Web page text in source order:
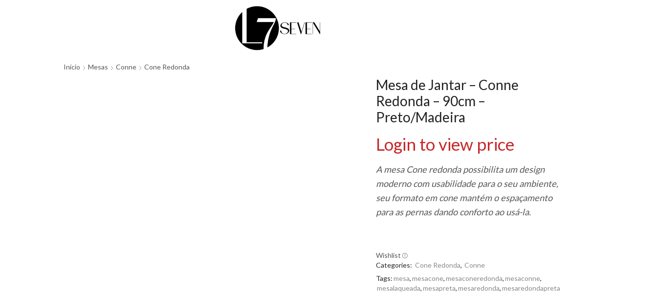
Início Mesas Conne Cone Redonda
Mesa de Jantar – Conne
Redonda – 90cm –
Preto/Madeira
Login to view price
A mesa Cone redonda possibilita um design
moderno com usabilidade para o seu ambiente,
seu formato em cone mantém o espaçamento
para as pernas dando conforto ao usá-la.
Wishlist
Categories: Cone Redonda, Conne
Tags:mesa,mesacone,mesaconeredonda,mesaconne,
mesalaqueada,mesapreta,mesaredonda,mesaredondapreta